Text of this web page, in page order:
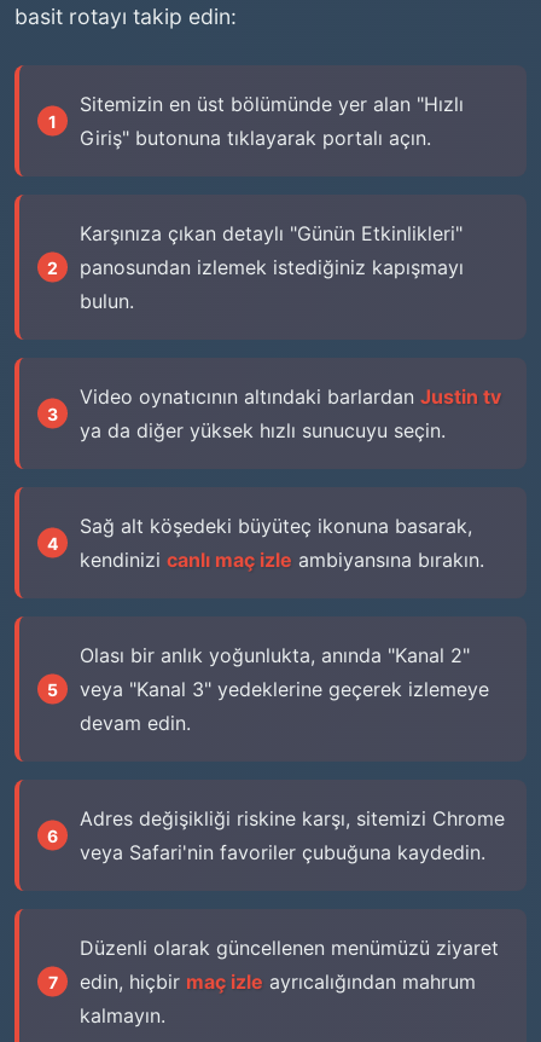
basit rotayı takip edin:
Sitemizin en üst bölümünde yer alan "Hızlı
Giriş" butonuna tıklayarak portalı açın.
Karşınıza çıkan detaylı "Günün Etkinlikleri"
panosundan izlemek istediğiniz kapışmayı
bulun.
Video oynatıcının altındaki barlardan Justin tv
ya da diğer yüksek hızlı sunucuyu seçin.
Sağ alt köşedeki büyüteç ikonuna basarak,
kendinizi canlı maç izle ambiyansına bırakın.
Olası bir anlık yoğunlukta, anında "Kanal 2"
veya "Kanal 3" yedeklerine geçerek izlemeye
devam edin.
Adres değişikliği riskine karşı, sitemizi Chrome
veya Safari'nin favoriler çubuğuna kaydedin.
Düzenli olarak güncellenen menümüzü ziyaret
edin, hiçbir maç izle ayrıcalığından mahrum
kalmayın.